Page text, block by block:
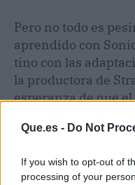
Que.es - Do Not
If you wish to opt-out of
processing of your
Pero no todo es
aprendido con
tino con las
la productora de
esperanza de que
se puede lograr.
ADN japonés o lo
sueño.